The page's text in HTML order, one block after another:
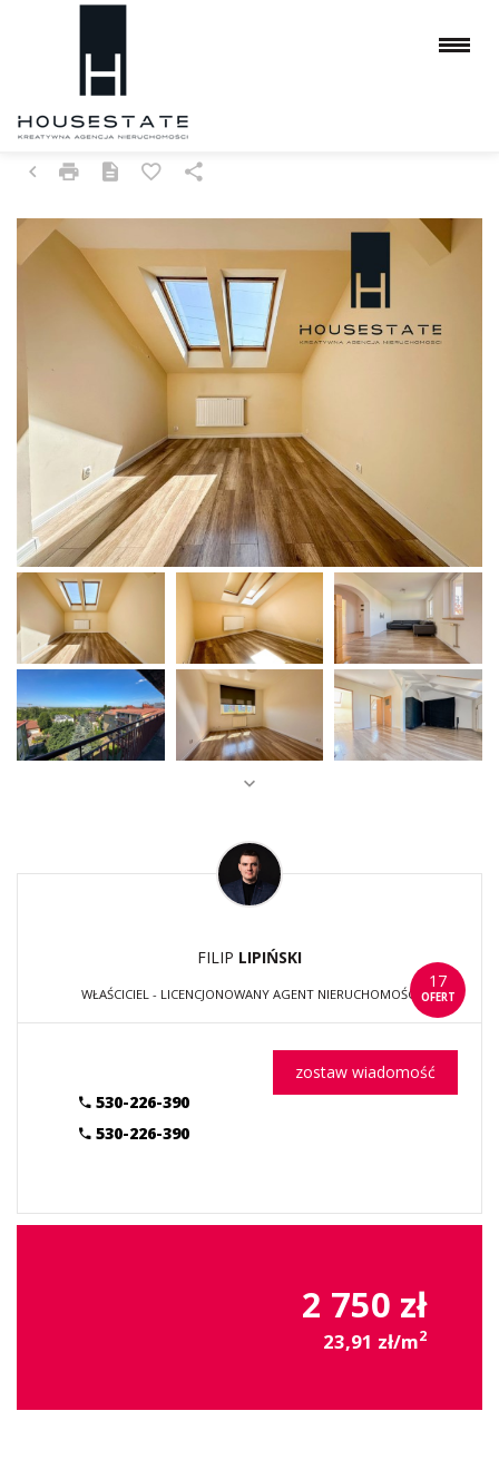
CZĘSTOCHOWA, PARKITKA
17
OFERT
FILIP LIPIŃSKI
WŁAŚCICIEL - LICENCJONOWANY AGENT NIERUCHOMOŚCI
530-226-390
530-226-390
zostaw wiadomość
2 750 zł
23,91 zł/m2